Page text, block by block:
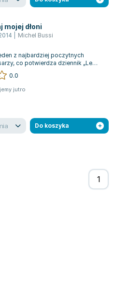
mojej dłoni
Michel Bussi
z najbardziej poczytnych
co potwierdza dziennik „Le
swoją najnowszą...
0.0
jutro
Do koszyka